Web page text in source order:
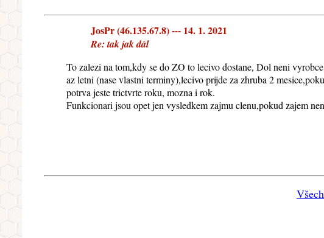
JosPr (46.135.67.8) --- 14. 1. 2021
Re: tak jak dál
To zalezi na tom,kdy se do ZO to lecivo dostane, Dol neni
az letni (nase vlastni terminy),lecivo prijde za zhruba 2
potrva jeste trictvrte roku, mozna i rok.
Funkcionari jsou opet jen vysledkem zajmu clenu,pokud zajem